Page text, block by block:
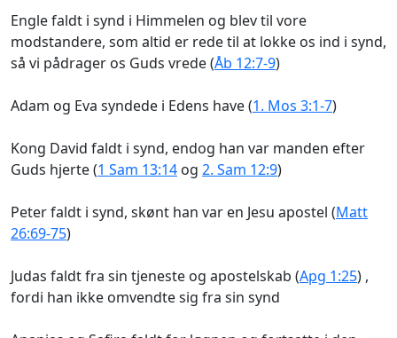
Engle faldt i synd i Himmelen og blev til vore
modstandere, som altid er rede til at lokke os ind i synd,
så vi pådrager os Guds vrede (Åb 12:7-9)
Adam og Eva syndede i Edens have (1. Mos 3:1-7)
Kong David faldt i synd, endog han var manden efter
Guds hjerte (1 Sam 13:14 og 2. Sam 12:9)
Peter faldt i synd, skønt han var en Jesu apostel (Matt
26:69-75)
Judas faldt fra sin tjeneste og apostelskab (Apg 1:25) ,
fordi han ikke omvendte sig fra sin synd